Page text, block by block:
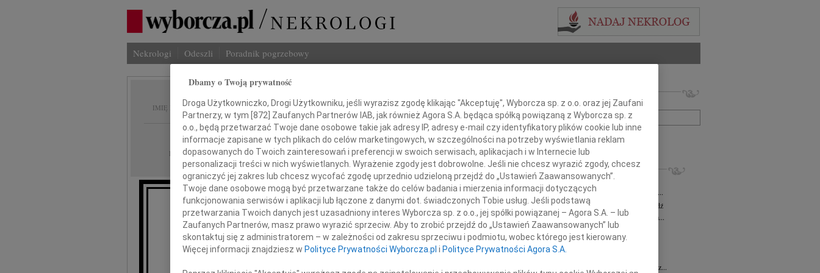
Nekrologi Odeszli Poradnik pogrzebowy
IMIĘ I NAZWISKO: Zbigniew Kozanecki
REGION: Łódź
DATA EMISJI: 05.06.2026
Z głębokim żalem zawiadamiamy,
że w dniu 26 maja 2026 roku odszedł od nas
Imię i nazwisko lub numer ogłoszenia:
+ szukanie zaawansowane
INNE NEKROLOGI
Wanda Milan 03.08.2026Łódź
Z głębokim żalem zawiadamiamy, że dnia 29...
Tadeusz Maciaszek wiek: 73
Łódź
Z głębokim żalem zawiadamiamy, że 24 lipca...
Adam Gawryszczak21.07.2026
W dniu 15 lipca 2026 roku odszedł nasz...
Jan Rek 15.07.2026
W dniu 4 lipca2026 roku zmarł w Łodzi Nasz...
Dbamy o Twoją prywatność
Droga Użytkowniczko, Drogi Użytkowniku, jeśli wyrazisz zgodę klikając "Akceptuję", Wyborcza sp. z o.o. oraz jej Zaufani
Partnerzy, w tym [ 872 ] Zaufanych Partnerów IAB, jak również Agora S.A. będąca spółką powiązaną z Wyborcza sp. z
o.o., będą przetwarzać Twoje dane osobowe takie jak adresy IP, adresy e-mail czy identyfikatory plików cookie lub inne
informacje zapisane w tych plikach do celów marketingowych, w szczególności na potrzeby wyświetlania reklam
dopasowanych do Twoich zainteresowań i preferencji w swoich serwisach, aplikacjach i w Internecie lub
personalizacji treści w nich wyświetlanych. Wyrażenie zgody jest dobrowolne. Jeśli nie chcesz wyrazić zgody, chcesz
ograniczyć jej zakres lub chcesz wycofać zgodę uprzednio udzieloną przejdź do „Ustawień Zaawansowanych”.
Twoje dane osobowe mogą być przetwarzane także do celów badania i mierzenia informacji dotyczących
funkcjonowania serwisów i aplikacji lub łączone z danymi dot. świadczonych Tobie usług. Jeśli podstawą
przetwarzania Twoich danych jest uzasadniony interes Wyborcza sp. z o.o., jej spółki powiązanej – Agora S.A. – lub
Zaufanych Partnerów, masz prawo wyrazić sprzeciw. Aby to zrobić przejdź do „Ustawień Zaawansowanych” lub
skontaktuj się z administratorem – w zależności od zakresu sprzeciwu i podmiotu, wobec którego jest kierowany.
Więcej informacji znajdziesz w Polityce Prywatności Wyborcza.pl i Polityce Prywatności Agora S.A.